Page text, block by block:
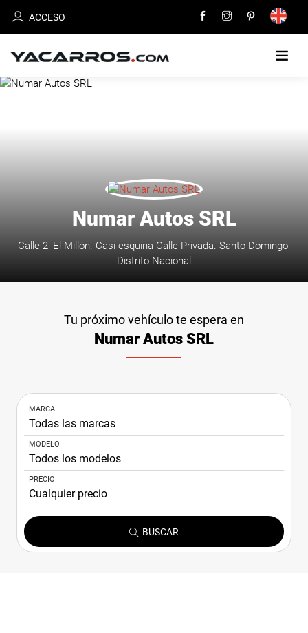
ACCESO
Numar Autos SRL
Calle 2, El Millón. Casi esquina Calle Privada. Santo Domingo,
Distrito Nacional
Tu próximo vehículo te espera en
Numar Autos SRL
MARCA
MODELO
PRECIO
BUSCAR